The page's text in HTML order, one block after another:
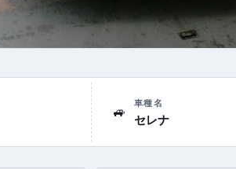
🚙
車種名
セレナ